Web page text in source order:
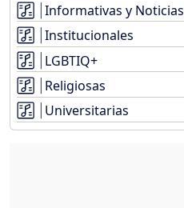
Informativas y Noticias
Institucionales
LGBTIQ+
Religiosas
Universitarias